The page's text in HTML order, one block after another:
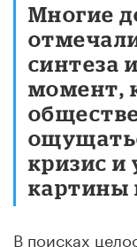
Многие
синтеза
момент,
кризис и
картины
В поисках